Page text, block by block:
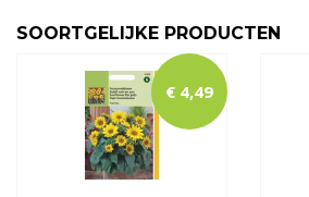
SOORTGELIJKE PRODUCTEN
€ 4,49